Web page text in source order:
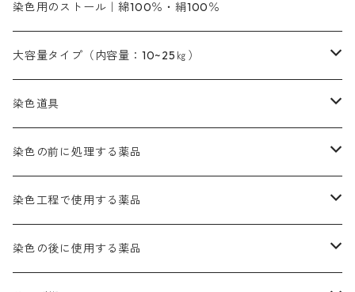
緑色系
茶色系
染料一覧ー100g入り
緑色系
茶色系
灰色系
黒色系
茶色｜20g入りのみ公開
灰色｜20g入りのみ公開
黒色
オレンヂMG｜黄みの橙色
オレンヂMGD（定番の色合い）
赤色系
レットMFB｜赤色（定番の色合い）
レットMG｜黄みの朱色
青色系
ネビーブルーMB（定番の色合い）
ブルーMB（定番の色合い）
紫色系
バイオレットMFB
緑色系
ダークグリンMG（定番の色合い）
グリーンMB｜緑色
茶色系
ダークブロンMFB｜こげ茶色
黒色系
黒色｜在庫処分特価
緑色｜在庫処分特価
茶色｜在庫処分特価
カッチ｜茶系
霧島産・晩秋茶｜黄金色（赤みの黄色）｜準備中
アルミ媒染剤
鉄媒染剤
ソーダ灰｜アルカリ性のPH調整剤
藍染
ぶどう糖
ハイドロサルファイトコンク
染色用途のハンカチ・バンダナ
45cm×45cm（ハンカチ）｜端の始末も綿糸｜タグなし
54cm×54cm（バンダナ）｜端の始末も綿糸｜タグなし
ビスマークブロンB｜赤茶色
塩基性エロ―｜液体タイプ
ローダミンB｜赤紫色｜マゼンダ色
オリジナル染料｜スス竹色｜ミキセットファストブロンGR
インディゴピュア
アルカリ剤
ハイドロサルファイトコンク
酸性剤
45cm×45cm（ハンカチ）｜端の始末も綿糸｜タグなし
54cm×54cm（バンダナ）｜端の始末も綿糸｜タグなし
染色用のストール｜綿100％・絹100％
大容量タイプ（内容量：10~25㎏）
芒硝｜綿の染色時の吸収促進剤
ソーダ灰｜アルカリ性のPH調整剤
硫酸第一鉄｜鉄媒染剤
染色道具
刷毛
摺込み刷毛（スリコミハケ）ー夏毛（硬いタイプ）
摺込み刷毛（スリコミハケ）ー冬毛（柔らかいタイプ）
ローケツ筆
ローケツ用筆｜1本～販売
洋型紙（9番手｜中薄口、10番手｜中厚口）
染色の前に処理する薬品
精練剤｜汚れ落とし剤｜針状マルセル石鹸
糊落とし剤｜ソルベンCA
染色工程で使用する薬品
染料の吸収促進剤
染色の後に使用する薬品